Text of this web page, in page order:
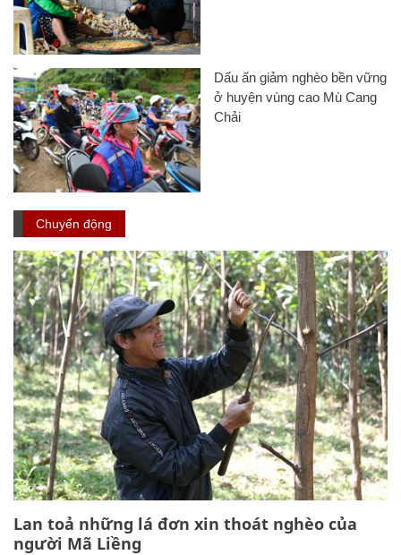
Dấu ấn giảm nghèo bền vững
ở huyện vùng cao Mù Cang
Chải
Chuyển động
Lan toả những lá đơn xin thoát nghèo của
người Mã Liềng